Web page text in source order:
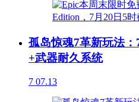
孤岛惊魂7革新玩法
+武器耐久系统
7 07.13